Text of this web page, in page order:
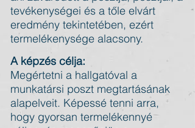
tevékenységei és a tőle elvárt
eredmény tekintetében, ezért
termelékenysége alacsony.
A képzés célja:
Megértetni a hallgatóval a
munkatársi poszt megtartásának
alapelveit. Képessé tenni arra,
hogy gyorsan termelékennyé